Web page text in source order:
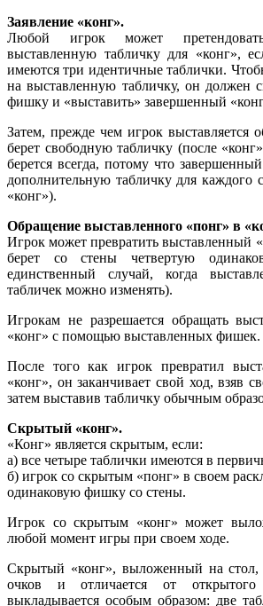
Заявление «конг».
Любой игрок может
выставленную табличку для «конг»,
имеются три идентичные таблички.
на выставленную табличку, он должен
фишку и «выставить» завершенный
Затем, прежде чем игрок выставляется
берет свободную табличку (после
берется всегда, потому что
дополнительную табличку для каждого
«конг»).
Обращение выставленного «понг» в
Игрок может превратить выставленный
берет со стены четвертую
единственный случай, когда
табличек можно изменять).
Игрокам не разрешается обращать
«конг» с помощью выставленных фишек.
После того как игрок превратил
«конг», он заканчивает свой ход, взяв
затем выставив табличку обычным
Скрытый «конг».
«Конг» является скрытым, если:
а) все четыре таблички имеются в
б) игрок со скрытым «понг» в своем
одинаковую фишку со стены.
Игрок со скрытым «конг» может
любой момент игры при своем ходе.
Скрытый «конг», выложенный на стол,
очков и отличается от
выкладывается особым образом: две